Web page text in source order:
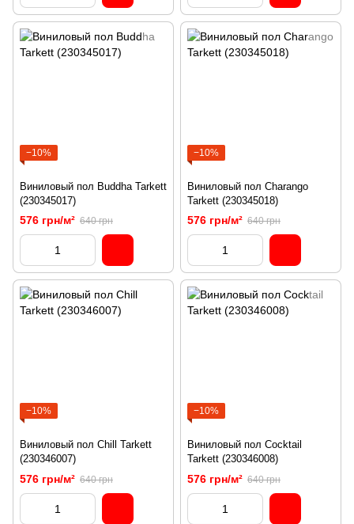
−10%
Виниловый пол Buddha Tarkett
(230345017)
576 грн/м² 640 грн
−10%
Виниловый пол Charango
Tarkett (230345018)
576 грн/м² 640 грн
−10%
Виниловый пол Chill Tarkett
(230346007)
576 грн/м² 640 грн
−10%
Виниловый пол Cocktail
Tarkett (230346008)
576 грн/м² 640 грн